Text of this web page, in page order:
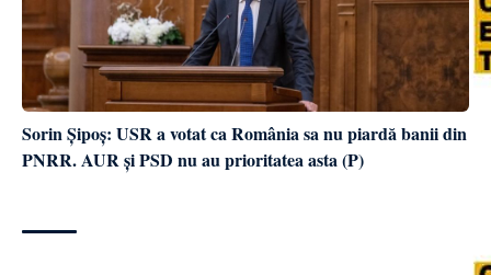
Sorin Șipoș: USR a votat ca România sa nu piardă banii din
PNRR. AUR și PSD nu au prioritatea asta (P)